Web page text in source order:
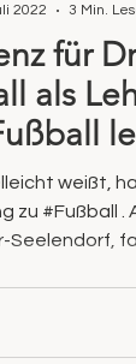
für
als
weißt,
zu #Fußball .
Seelendorf,
2022
3 Min.